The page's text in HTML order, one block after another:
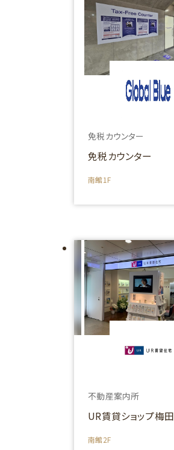
免税カウンター
免税カウンター
南館1F
不動産案内所
UR賃貸ショップ梅田
南館2F